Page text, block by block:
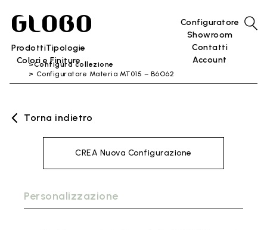
ProdottiTipologie
Colori e Finiture
Configuratore
Showroom
Contatti
Account
Configura collezione
Configuratore Materia MT015 – B6O62
Torna indietro
CREA Nuova Configurazione
Personalizzazione